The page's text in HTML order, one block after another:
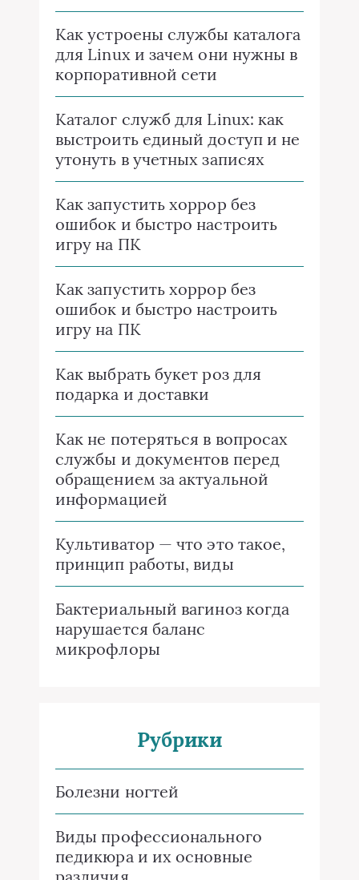
Как устроены службы каталога
для Linux и зачем они нужны в
корпоративной сети
Каталог служб для Linux: как
выстроить единый доступ и не
утонуть в учетных записях
Как запустить хоррор без
ошибок и быстро настроить
игру на ПК
Как запустить хоррор без
ошибок и быстро настроить
игру на ПК
Как выбрать букет роз для
подарка и доставки
Как не потеряться в вопросах
службы и документов перед
обращением за актуальной
информацией
Культиватор — что это такое,
принцип работы, виды
Бактериальный вагиноз когда
нарушается баланс
микрофлоры
Рубрики
Болезни ногтей
Виды профессионального
педикюра и их основные